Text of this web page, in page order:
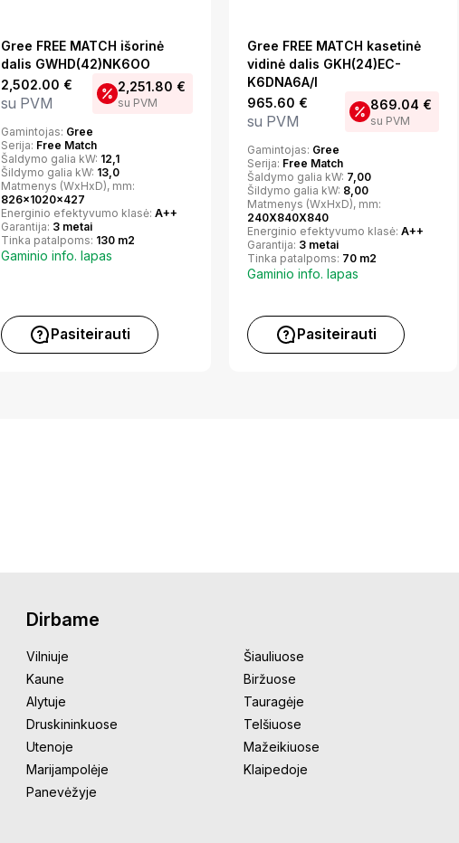
Gree FREE MATCH išorinė
dalis GWHD(42)NK6OO
2,502.00 €
su PVM
2,251.80 €
su PVM
Gamintojas: Gree
Serija: Free Match
Šaldymo galia kW: 12,1
Šildymo galia kW: 13,0
Matmenys (WxHxD), mm:
826x1020x427
Energinio efektyvumo klasė: A++
Garantija: 3 metai
Tinka patalpoms: 130 m2
Gaminio info. lapas
Pasiteirauti
Gree FREE MATCH kasetinė
vidinė dalis GKH(24)EC-
K6DNA6A/I
965.60 €
su PVM
869.04 €
su PVM
Gamintojas: Gree
Serija: Free Match
Šaldymo galia kW: 7,00
Šildymo galia kW: 8,00
Matmenys (WxHxD), mm:
240X840X840
Energinio efektyvumo klasė: A++
Garantija: 3 metai
Tinka patalpoms: 70 m2
Gaminio info. lapas
Pasiteirauti
Dirbame
Vilniuje
Šiauliuose
Kaune
Biržuose
Alytuje
Tauragėje
Druskininkuose
Telšiuose
Utenoje
Mažeikiuose
Marijampolėje
Klaipedoje
Panevėžyje